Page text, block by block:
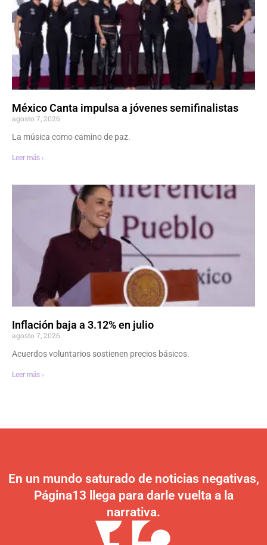
México Canta impulsa a jóvenes semifinalistas
agosto 7, 2026
La música como camino de paz.
Leer más ›
Inflación baja a 3.12% en julio
agosto 7, 2026
Acuerdos voluntarios sostienen precios básicos.
Leer más ›
En un mundo saturado de noticias negativas,
Página13 llega para darle vuelta a la
narrativa.